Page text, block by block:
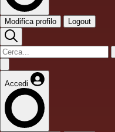
Modifica profilo Logout
Accedi